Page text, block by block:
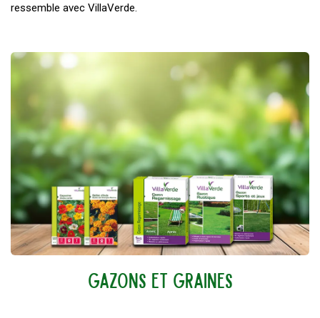
ressemble avec VillaVerde.
GAZONS ET GRAINES